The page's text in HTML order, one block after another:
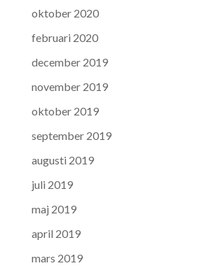
oktober 2020
februari 2020
december 2019
november 2019
oktober 2019
september 2019
augusti 2019
juli 2019
maj 2019
april 2019
mars 2019